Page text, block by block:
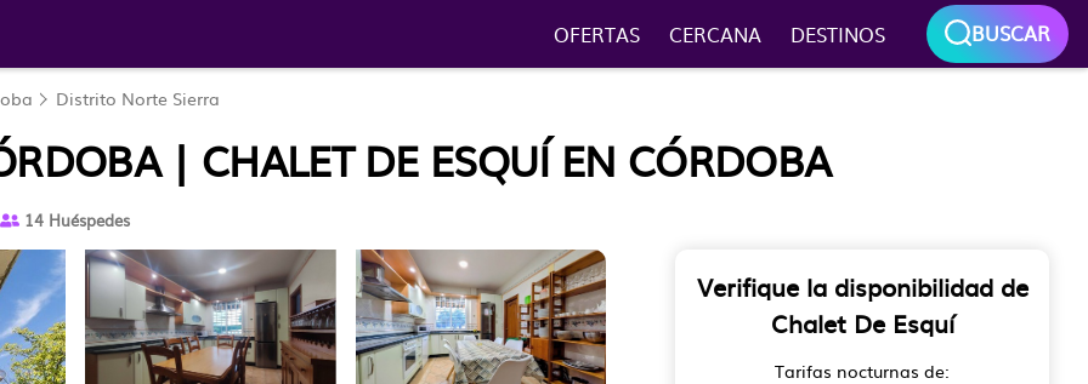
OFERTAS CERCANA DESTINOS BUSCAR
Distrito Norte Sierra
| CHALET DE ESQUÍ EN CÓRDOBA
14 Huéspedes
Verifique la disponibilidad de
Chalet De Esquí
Tarifas nocturnas de: